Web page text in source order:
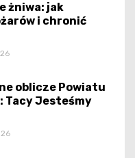
żniwa: jak
i chronić
oblicze Powiatu
Tacy Jesteśmy